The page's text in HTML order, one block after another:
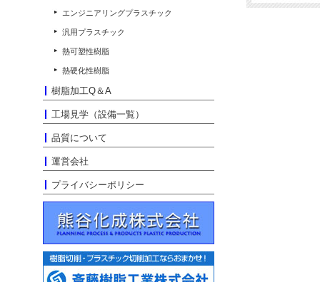
エンジニアリングプラスチック
汎用プラスチック
熱可塑性樹脂
熱硬化性樹脂
樹脂加工Q＆A
工場見学（設備一覧）
品質について
運営会社
プライバシーポリシー